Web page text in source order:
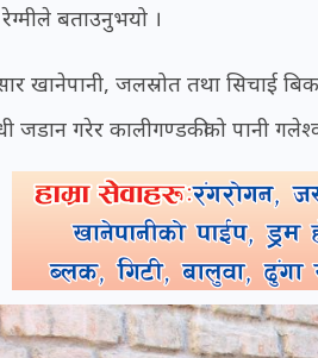
बताउनुभयो ।
खानेपानी, जलस्रोत तथा सिचाई
जडान गरेर कालीगण्डकीको पानी